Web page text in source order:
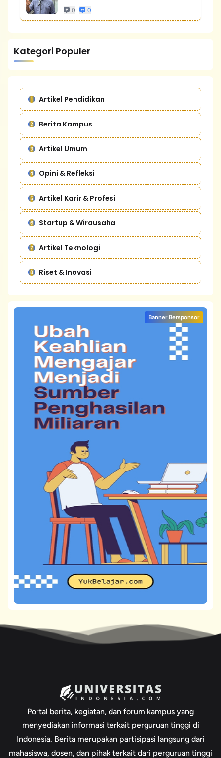
0 0
Kategori Populer
Artikel Pendidikan
Berita Kampus
Artikel Umum
Opini & Refleksi
Artikel Karir & Profesi
Startup & Wirausaha
Artikel Teknologi
Riset & Inovasi
Banner Bersponsor
Portal berita, kegiatan, dan forum kampus yang
menyediakan informasi terkait perguruan tinggi di
Indonesia. Berita merupakan partisipasi langsung dari
mahasiswa, dosen, dan pihak terkait dari perguruan tinggi